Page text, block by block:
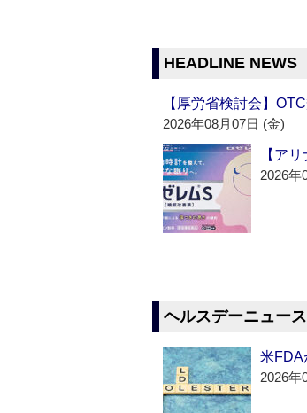
HEADLINE NEWS
【厚労省検討会】
2026年08月07日 (金)
【ア
2026年
ヘルスデーニュー
米FDA
2026年